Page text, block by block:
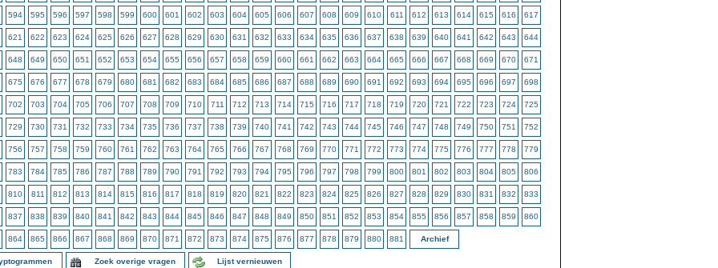
594 595 596 597 598 599 600 601 602 603 604 605 606 607 608 609 610 611 612 613 614 615 616 617
621 622 623 624 625 626 627 628 629 630 631 632 633 634 635 636 637 638 639 640 641 642 643 644
648 649 650 651 652 653 654 655 656 657 658 659 660 661 662 663 664 665 666 667 668 669 670 671
675 676 677 678 679 680 681 682 683 684 685 686 687 688 689 690 691 692 693 694 695 696 697 698
702 703 704 705 706 707 708 709 710 711 712 713 714 715 716 717 718 719 720 721 722 723 724 725
729 730 731 732 733 734 735 736 737 738 739 740 741 742 743 744 745 746 747 748 749 750 751 752
756 757 758 759 760 761 762 763 764 765 766 767 768 769 770 771 772 773 774 775 776 777 778 779
783 784 785 786 787 788 789 790 791 792 793 794 795 796 797 798 799 800 801 802 803 804 805 806
810 811 812 813 814 815 816 817 818 819 820 821 822 823 824 825 826 827 828 829 830 831 832 833
837 838 839 840 841 842 843 844 845 846 847 848 849 850 851 852 853 854 855 856 857 858 859 860
864 865 866 867 868 869 870 871 872 873 874 875 876 877 878 879 880 881 Archief
Zoek overige vragen Lijst vernieuwen